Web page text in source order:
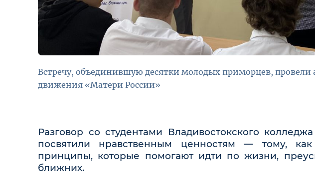
Встречу, объединившую десятки молодых приморцев, провели
движения «Матери России»
Разговор со студентами Владивостокского
посвятили нравственным ценностям — тому,
принципы, которые помогают идти по жизни,
ближних.